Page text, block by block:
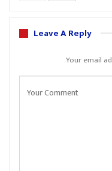
Leave A Reply
Your email